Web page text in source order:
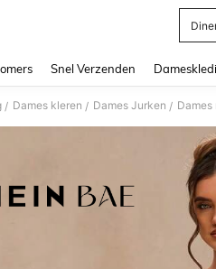
Snel Verzenden
/ Dames kleren / Dames Jurken /